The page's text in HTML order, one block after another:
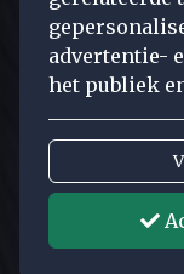
advertentie-
het publiek